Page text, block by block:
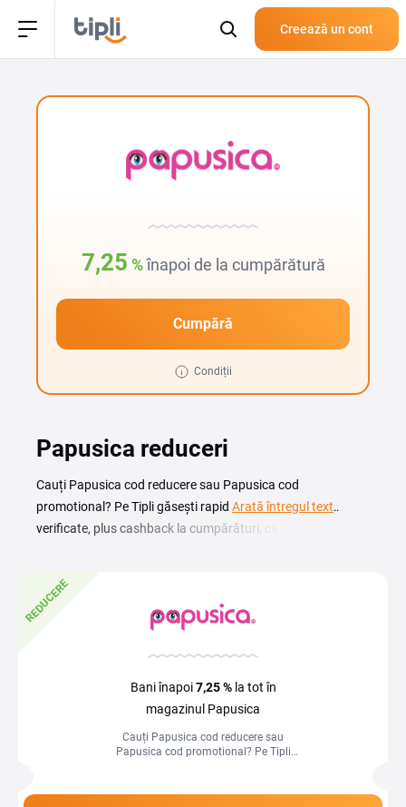
Creează un cont
7,25 %înapoi de la cumpărătură
Cumpără
Condiții
Papusica reduceri
Cauți Papusica cod reducere sau Papusica cod
promotional? Pe Tipli găsești rapid coduri și cupoane
verificate, plus cashback la cumpărături, ca să
comanda cu reducerea aplicată direct la checkout.
Arată întregul text
REDUCERE
Bani înapoi7,25 %la tot în
magazinul Papusica
Cauți Papusica cod reducere sau
Papusica cod promotional? Pe Tipli
ca...